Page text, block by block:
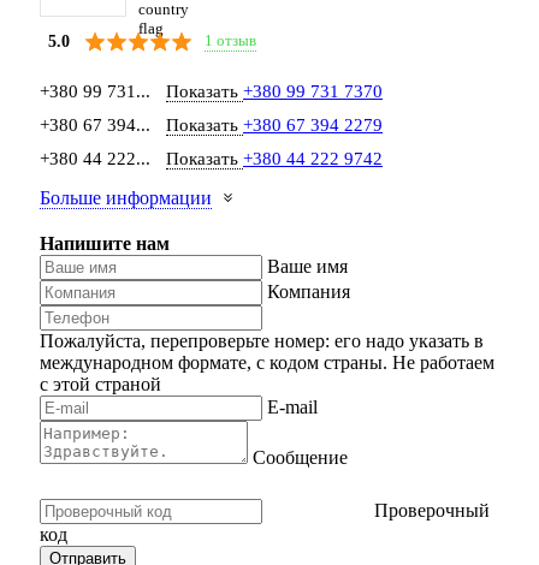
5.0 1 отзыв
+380 99 731... Показать +380 99 731 7370
+380 67 394...
Показать +380 67 394 2279
+380 44 222...
Показать +380 44 222 9742
Больше информации
Напишите нам
Ваше имя
Компания
Пожалуйста, перепроверьте номер: его надо указать в
международном формате, с кодом страны. Не работаем
с этой страной
E-mail
Сообщение
Проверочный
код